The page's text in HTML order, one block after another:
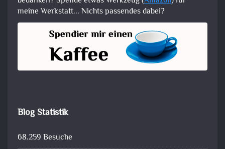
meine Werkstatt... Nichts passendes dabei?
Blog Statistik
68.259 Besuche